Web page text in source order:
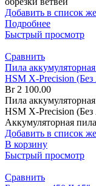
Добавить в список
Подробнее
Быстрый просмотр
Сравнить
Пила
HSM X-Precision
Br2 100.00
Пила
HSM X-Precision
Аккумуляторная пила
Добавить в список
В корзину
Быстрый просмотр
Сравнить